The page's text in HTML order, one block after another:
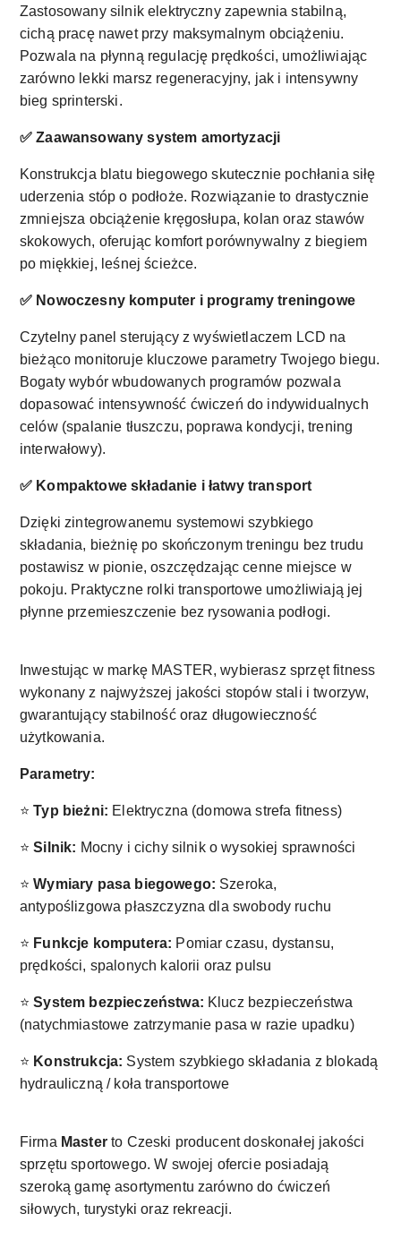
Zastosowany silnik elektryczny zapewnia stabilną,
cichą pracę nawet przy maksymalnym obciążeniu.
Pozwala na płynną regulację prędkości, umożliwiając
zarówno lekki marsz regeneracyjny, jak i intensywny
bieg sprinterski.
✅ Zaawansowany system amortyzacji
Konstrukcja blatu biegowego skutecznie pochłania siłę
uderzenia stóp o podłoże. Rozwiązanie to drastycznie
zmniejsza obciążenie kręgosłupa, kolan oraz stawów
skokowych, oferując komfort porównywalny z biegiem
po miękkiej, leśnej ścieżce.
✅ Nowoczesny komputer i programy treningowe
Czytelny panel sterujący z wyświetlaczem LCD na
bieżąco monitoruje kluczowe parametry Twojego biegu.
Bogaty wybór wbudowanych programów pozwala
dopasować intensywność ćwiczeń do indywidualnych
celów (spalanie tłuszczu, poprawa kondycji, trening
interwałowy).
✅ Kompaktowe składanie i łatwy transport
Dzięki zintegrowanemu systemowi szybkiego
składania, bieżnię po skończonym treningu bez trudu
postawisz w pionie, oszczędzając cenne miejsce w
pokoju. Praktyczne rolki transportowe umożliwiają jej
płynne przemieszczenie bez rysowania podłogi.
Inwestując w markę MASTER, wybierasz sprzęt fitness
wykonany z najwyższej jakości stopów stali i tworzyw,
gwarantujący stabilność oraz długowieczność
użytkowania.
Parametry:
⭐Typ bieżni: Elektryczna (domowa strefa fitness)
⭐Silnik: Mocny i cichy silnik o wysokiej sprawności
⭐Wymiary pasa biegowego: Szeroka,
antypoślizgowa płaszczyzna dla swobody ruchu
⭐ Funkcje komputera: Pomiar czasu, dystansu,
prędkości, spalonych kalorii oraz pulsu
⭐System bezpieczeństwa: Klucz bezpieczeństwa
(natychmiastowe zatrzymanie pasa w razie upadku)
⭐ Konstrukcja: System szybkiego składania z blokadą
hydrauliczną / koła transportowe
Firma Masterto Czeski producent doskonałej jakości
sprzętu sportowego. W swojej ofercie posiadają
szeroką gamę asortymentu zarówno do ćwiczeń
siłowych, turystyki oraz rekreacji.